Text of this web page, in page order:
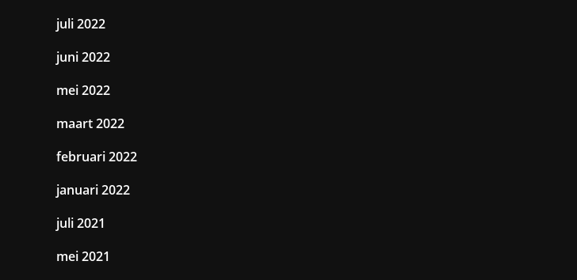
juli 2022
juni 2022
mei 2022
maart 2022
februari 2022
januari 2022
juli 2021
mei 2021